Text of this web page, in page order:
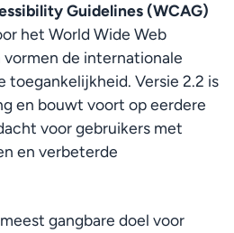
Guidelines (WCAG)
het World Wide Web
de internationale
toegankelijkheid. Versie 2.2 is
en bouwt voort op eerdere
voor gebruikers met
en verbeterde
gangbare doel voor